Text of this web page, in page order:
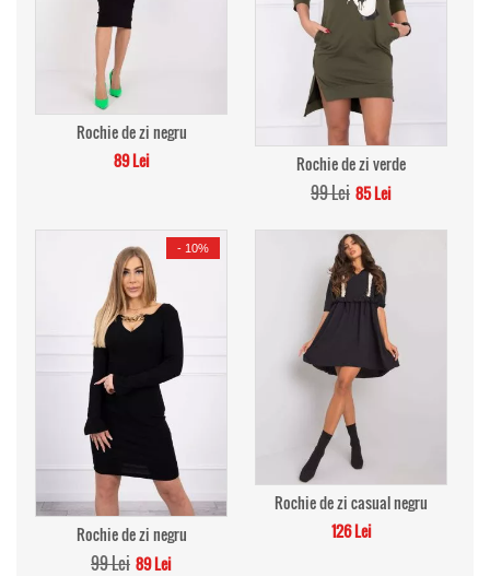
Rochie de zi negru
89 Lei
Rochie de zi verde
99 Lei 85 Lei
- 10%
Rochie de zi negru
99 Lei 89 Lei
Rochie de zi casual negru
126 Lei